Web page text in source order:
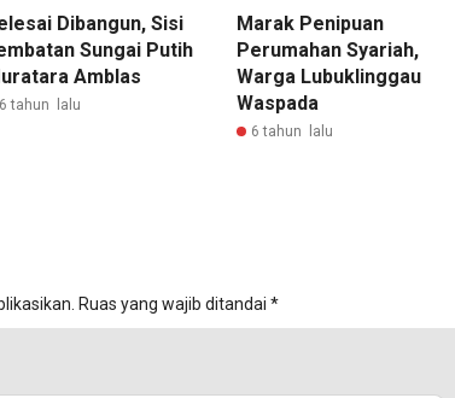
Dibangun, Sisi
Sungai Putih
Amblas
6 tahun lalu
Marak Penipuan
Perumahan Syariah,
Warga Lubuklinggau
Waspada
6 tahun lalu
Ruas yang wajib ditandai *